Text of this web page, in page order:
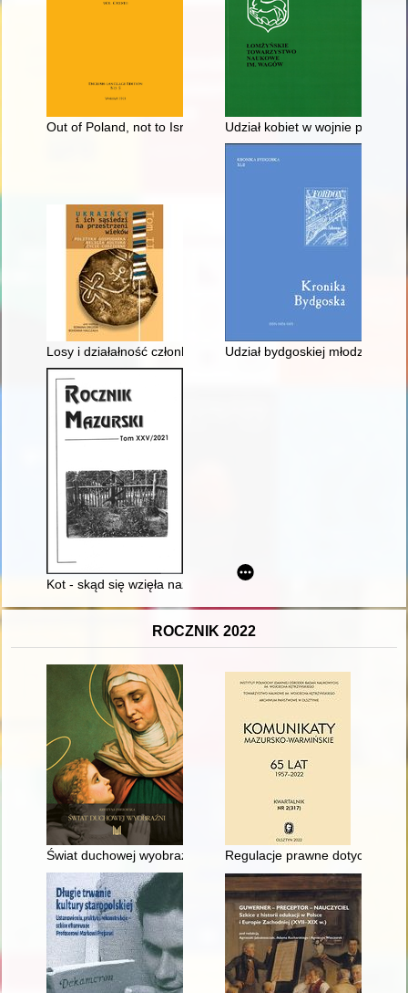
Out of Poland, not to Israel, but out of Poland" : factors
Udział kobiet w wojnie polsko-
Losy i działałność członków warszawskiej grupy
Udział bydgoskiej młodzieży
Kot - skąd się wzięła nazwa tej wsi?
ROCZNIK 2022
Świat duchowej wyobraźni : dewocyjne obrazy pochodzenia
Regulacje prawne dotyczące